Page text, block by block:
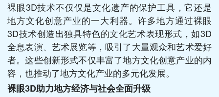
裸眼3D技术不仅仅是文化遗产的保护工具，它还是
地方文化创意产业的一大利器。许多地方通过裸眼
3D技术创造出独具特色的文化艺术表现形式，如3D
全息表演、艺术展览等，吸引了大量观众和艺术爱好
者。这些创新形式不仅丰富了地方文化创意产业的内
容，也推动了地方文化产业的多元化发展。
裸眼3D助力地方经济与社会全面升级